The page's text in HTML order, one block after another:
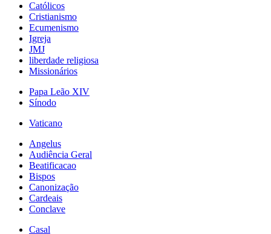
Católicos
Cristianismo
Ecumenismo
Igreja
JMJ
liberdade religiosa
Missionários
Papa Leão XIV
Sínodo
Vaticano
Angelus
Audiência Geral
Beatificacao
Bispos
Canonização
Cardeais
Conclave
Casal